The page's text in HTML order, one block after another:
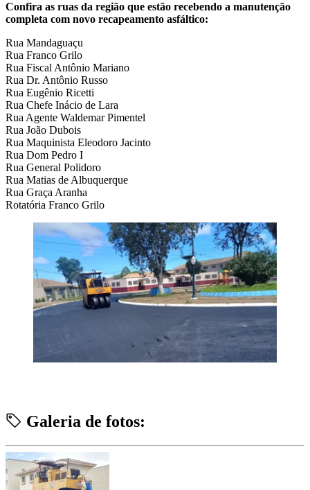
Confira as ruas da região que estão recebendo a manutenção
completa com novo recapeamento asfáltico:
Rua Mandaguaçu
Rua Franco Grilo
Rua Fiscal Antônio Mariano
Rua Dr. Antônio Russo
Rua Eugênio Ricetti
Rua Chefe Inácio de Lara
Rua Agente Waldemar Pimentel
Rua João Dubois
Rua Maquinista Eleodoro Jacinto
Rua Dom Pedro I
Rua General Polidoro
Rua Matias de Albuquerque
Rua Graça Aranha
Rotatória Franco Grilo
Galeria de fotos: